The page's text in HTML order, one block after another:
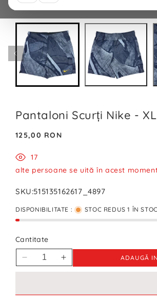
Pantaloni Scurți Nike - XL
Preț
125,00 RON
17
alte persoane se uită în acest
SKU:515135162617_4897
DISPONIBILITATE : STOC REDUS 1 ÎN
Cantitate
Reduceți
cantitatea
Pantaloni
Creșteți
cantitatea
Pantaloni
ADAUGĂ